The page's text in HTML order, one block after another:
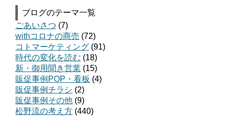
ブログのテーマ一覧
ごあいさつ (7)
withコロナの商売 (72)
コトマーケティング (91)
時代の変化を読む (18)
新・御用聞き営業 (15)
販促事例POP・看板 (4)
販促事例チラシ (2)
販促事例その他 (9)
松野流の考え方 (440)